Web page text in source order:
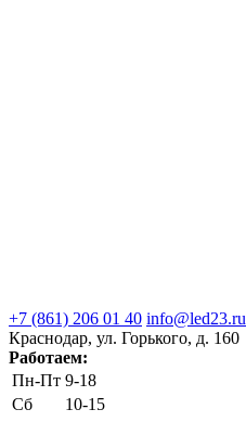
+7 (861) 206 01 40 info@led23.ru
Краснодар, ул. Горького, д. 160
Работаем:
Пн-Пт 9-18
Сб
10-15